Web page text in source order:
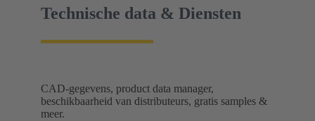
verhogen de gebruiksflexibiliteit en openen nieuwe
Technische data & Diensten
CAD-gegevens, product data manager,
beschikbaarheid van distributeurs, gratis samples &
meer.